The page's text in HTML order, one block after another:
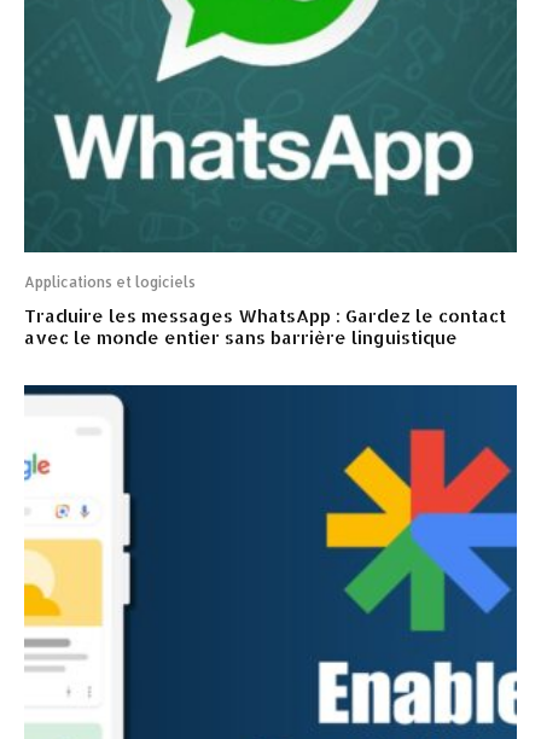
Applications et logiciels
Traduire les messages WhatsApp : Gardez le contact
avec le monde entier sans barrière linguistique